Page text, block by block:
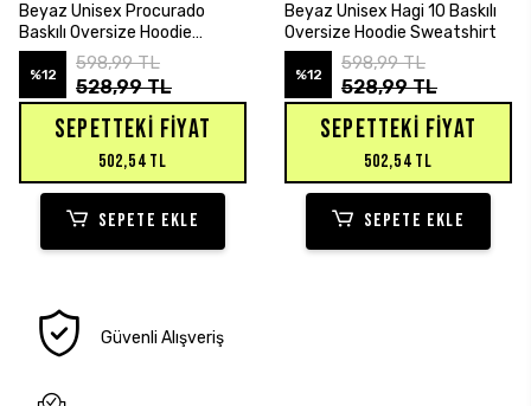
Beyaz Unisex Procurado
Baskılı Oversize Hoodie
Sweatshirt
%12
598,99 TL
528,99 TL
SEPETTEKI FIYAT
502,54 TL
SEPETE EKLE
Beyaz Unisex Hagi 10 Baskılı
Oversize Hoodie Sweatshirt
%12
598,99 TL
528,99 TL
SEPETTEKI FIYAT
502,54 TL
SEPETE EKLE
Güvenli Alışveriş